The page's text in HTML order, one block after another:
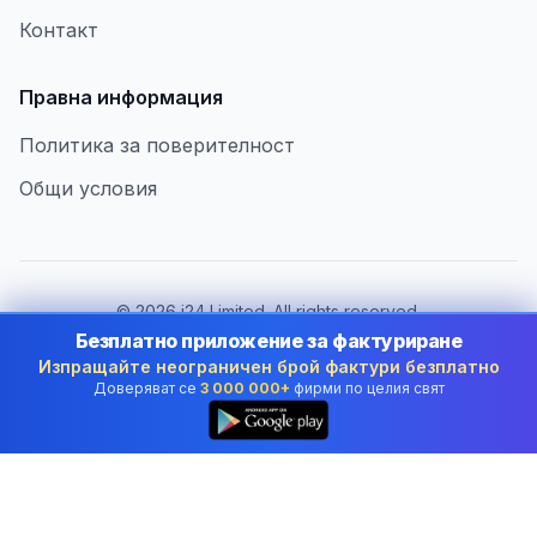
Контакт
Правна информация
Политика за поверителност
Общи условия
©2026i24 Limited. All rights reserved.
В услуга на бизнеса в Bulgaria
Смяна на държава:
Bulgaria
Безплатно приложение за фактуриране
Изпращайте неограничен брой фактури безплатно
Доверяват се 3 000 000+ фирми по целия свят